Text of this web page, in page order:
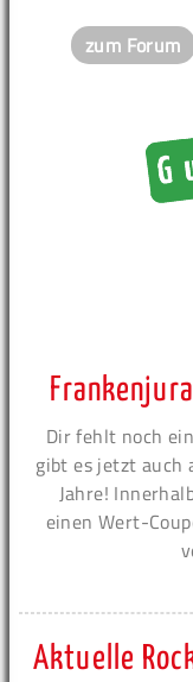
zum Forum
Dir fehlt noch
gibt es jetzt auch
Jahre!
einen Wert-
Aktuelle